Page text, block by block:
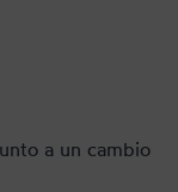
a un cambio